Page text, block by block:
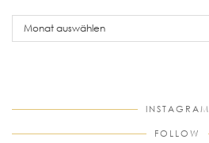
older
posts
INSTAGRAM
FOLLOW